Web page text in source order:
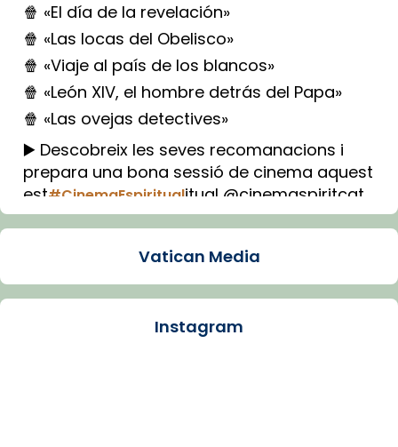
🍿 «El día de la revelación»
🍿 «Las locas del Obelisco»
🍿 «Viaje al país de los blancos»
🍿 «León XIV, el hombre detrás del Papa»
🍿 «Las ovejas detectives»
▶️ Descobreix les seves recomanacions i
prepara una bona sessió de cinema aquest
est#CinemaEspiritualitual @cinemaspiritcat
Imatge: Generada amb IA (OpenAI)
View on Facebook · Share
Arquebisbat de Barcelona
Vatican Media
Instagram